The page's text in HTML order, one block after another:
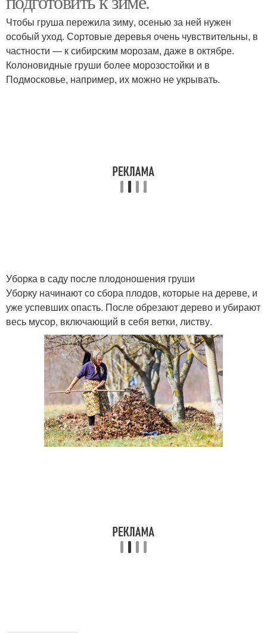
Чтобы груша пережила зиму, осенью за ней нужен
особый уход. Сортовые деревья очень чувствительны, в
частности — к сибирским морозам, даже в октябре.
Колоновидные груши более морозостойки и в
Подмосковье, например, их можно не укрывать.
Уборка в саду после плодоношения груши
Уборку начинают со сбора плодов, которые на дереве, и
уже успевших опасть. После обрезают дерево и убирают
весь мусор, включающий в себя ветки, листву.